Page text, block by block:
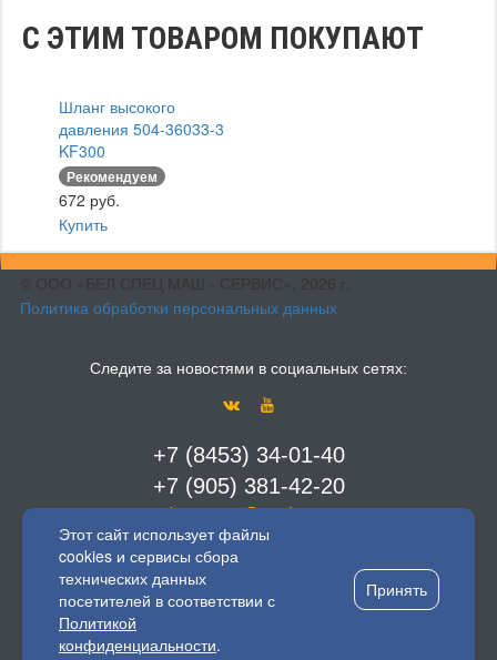
С ЭТИМ ТОВАРОМ ПОКУПАЮТ
Шланг высокого
давления 504-36033-3
KF300
Рекомендуем
672 руб.
Купить
© ООО «БЕЛ СПЕЦ МАШ - СЕРВИС», 2026 г.
Политика обработки персональных данных
Следите за новостями в социальных сетях:
+7 (8453) 34-01-40
+7 (905) 381-42-20
bsms-avto@yandex.ru
г. Балаково
ул. Привокзальная, 73
Этот сайт использует файлы
cookies и сервисы сбора
технических данных
посетителей в соответствии с
Политикой
конфиденциальности.
Принять